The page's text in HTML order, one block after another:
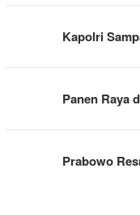
Kapolri
Panen Raya
Prabowo